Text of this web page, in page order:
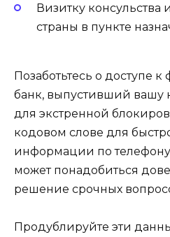
Визитку консульства
страны в пункте
Позаботьтесь о доступе
банк, выпустивший вашу
для экстренной
кодовом слове для
информации по
может понадобиться
решение срочных
Продублируйте эти